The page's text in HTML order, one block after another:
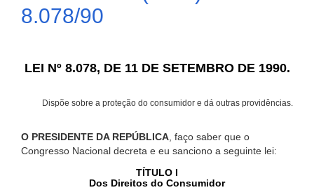
8.078/90
LEI Nº 8.078, DE 11 DE SETEMBRO DE 1990.
Dispõe sobre a proteção do consumidor e dá outras providências.
O PRESIDENTE DA REPÚBLICA , faço saber que o
Congresso Nacional decreta e eu sanciono a seguinte lei:
TÍTULO I
Dos Direitos do Consumidor